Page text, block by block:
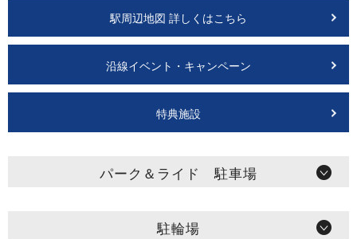
駅周辺地図 詳しくはこちら
沿線イベント・キャンペーン
特典施設
パーク＆ライド 駐車場
駐輪場